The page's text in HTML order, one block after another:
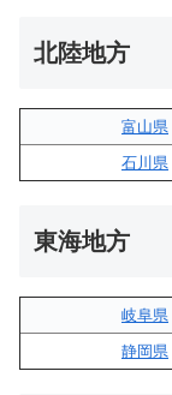
北陸地方
富山県
石川県
東海地方
岐阜県
静岡県